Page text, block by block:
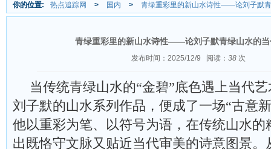
你的位置: 热点追踪网 > 国内 > 青绿重彩里的新山水诗性——论刘子默
青绿重彩里的新山水诗性——论刘子默青绿山水的当
发布时间：2025/12/9 阅读： 38次
当传统青绿山水的“金碧”底色遇上当代
刘子默的山水系列作品，便成了一场“古意
他以重彩为笔、以符号为语，在传统山水的
出既恪守文脉又贴近当代审美的诗意图景。